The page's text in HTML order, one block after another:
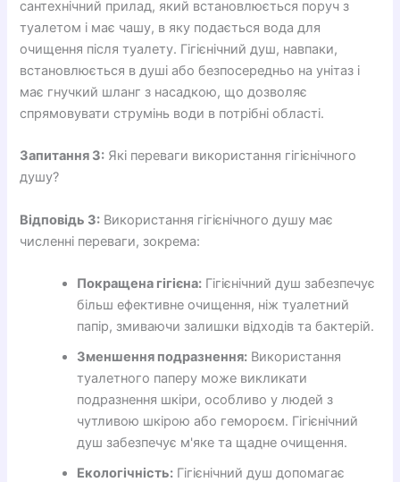
сантехнічний прилад, який встановлюється поруч з
туалетом і має чашу, в яку подається вода для
очищення після туалету. Гігієнічний душ, навпаки,
встановлюється в душі або безпосередньо на унітаз і
має гнучкий шланг з насадкою, що дозволяє
спрямовувати струмінь води в потрібні області.
Запитання 3: Які переваги використання гігієнічного
душу?
Відповідь 3: Використання гігієнічного душу має
численні переваги, зокрема:
Покращена гігієна: Гігієнічний душ забезпечує
більш ефективне очищення, ніж туалетний
папір, змиваючи залишки відходів та бактерій.
Зменшення подразнення: Використання
туалетного паперу може викликати
подразнення шкіри, особливо у людей з
чутливою шкірою або гемороєм. Гігієнічний
душ забезпечує м'яке та щадне очищення.
Екологічність: Гігієнічний душ допомагає